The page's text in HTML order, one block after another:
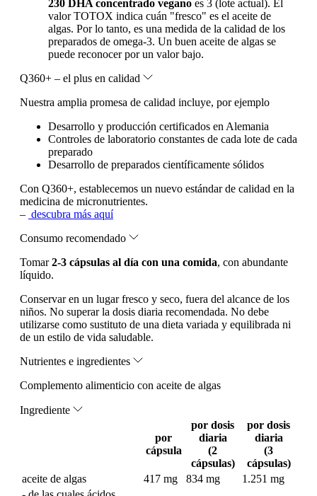
230 DHA concentrado vegano es 3 (lote actual). El
valor TOTOX indica cuán "fresco" es el aceite de
algas. Por lo tanto, es una medida de la calidad de los
preparados de omega-3. Un buen aceite de algas se
puede reconocer por un valor bajo.
Q360+ – el plus en calidad
Nuestra amplia promesa de calidad incluye, por ejemplo
Desarrollo y producción certificados en Alemania
Controles de laboratorio constantes de cada lote de cada
preparado
Desarrollo de preparados científicamente sólidos
Con Q360+, establecemos un nuevo estándar de calidad en la
medicina de micronutrientes.
– descubra más aquí
Consumo recomendado
Tomar2-3 cápsulas al día con una comida, con abundante
líquido.
Conservar en un lugar fresco y seco, fuera del alcance de los
niños. No superar la dosis diaria recomendada. No debe
utilizarse como sustituto de una dieta variada y equilibrada ni
de un estilo de vida saludable.
Nutrientes e ingredientes
Complemento alimenticio con aceite de algas
Ingrediente
por
cápsula
por dosis
diaria
(2
cápsulas)
por dosis
diaria
(3
cápsulas)
aceite de algas
417 mg 834 mg
1.251 mg